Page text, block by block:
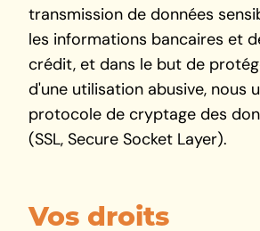
transmission de données
les informations bancaires et
crédit, et dans le but de
d'une utilisation abusive, nous
protocole de cryptage des
(SSL, Secure Socket Layer).
Vos droits